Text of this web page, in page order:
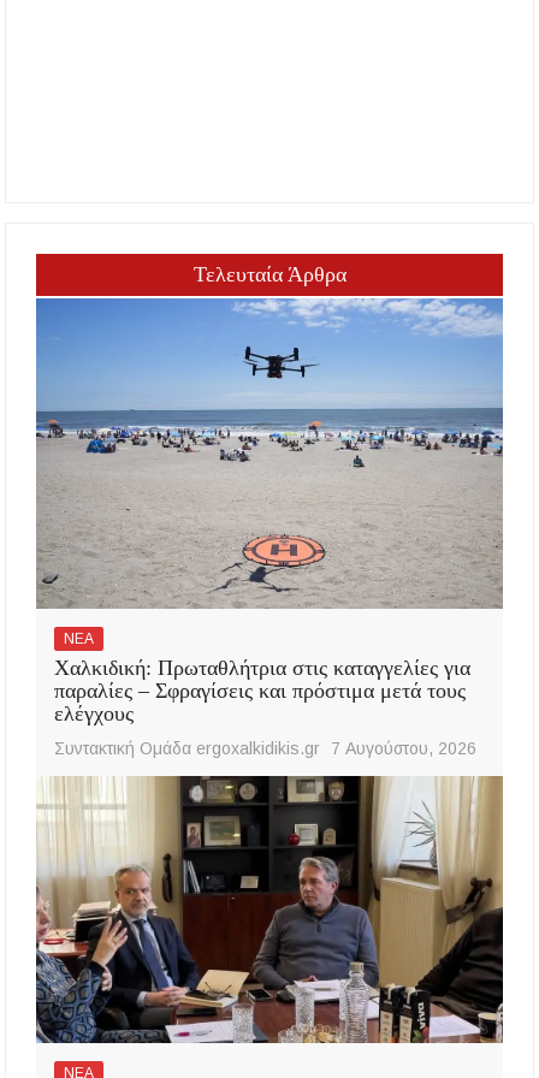
Τελευταία Άρθρα
ΝΕΑ
Χαλκιδική: Πρωταθλήτρια στις καταγγελίες για
παραλίες – Σφραγίσεις και πρόστιμα μετά τους
ελέγχους
Συντακτική Ομάδα ergoxalkidikis.gr 7 Αυγούστου, 2026
ΝΕΑ